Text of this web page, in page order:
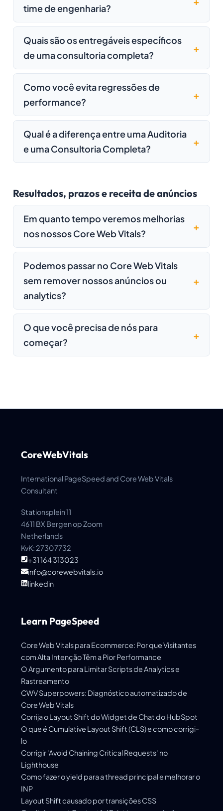
time de engenharia?
Quais são os entregáveis específicos
de uma consultoria completa?
Como você evita regressões de
performance?
Qual é a diferença entre uma Auditoria
e uma Consultoria Completa?
Resultados, prazos e receita de anúncios
Em quanto tempo veremos melhorias
nos nossos Core Web Vitals?
Podemos passar no Core Web Vitals
sem remover nossos anúncios ou
analytics?
O que você precisa de nós para
começar?
CoreWebVitals
International PageSpeed and Core Web Vitals
Consultant
Stationsplein 11
4611 BX Bergen op Zoom
Netherlands
KvK: 27307732
+31 164 313023
info@corewebvitals.io
linkedin
Learn PageSpeed
Core Web Vitals para Ecommerce: Por que Visitantes
com Alta Intenção Têm a Pior Performance
O Argumento para Limitar Scripts de Analytics e
Rastreamento
CWV Superpowers: Diagnóstico automatizado de
Core Web Vitals
Corrija o Layout Shift do Widget de Chat do HubSpot
O que é Cumulative Layout Shift (CLS) e como corrigi-
lo
Corrigir 'Avoid Chaining Critical Requests' no
Lighthouse
Como fazer o yield para a thread principal e melhorar o
INP
Layout Shift causado por transições CSS